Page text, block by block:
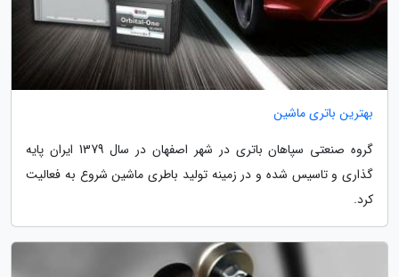
بهترین باتری ماشین
گروه صنعتی سپاهان باتری در شهر اصفهان در سال 1379 ایران پایه
گذاری و تاسیس شده و در زمینه تولید باطری ماشین شروع به فعالیت
کرد.